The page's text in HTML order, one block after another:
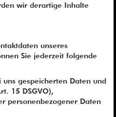
wir derartige Inhalte
unseres
Sie jederzeit folgende
gespeicherten Daten und
15 DSGVO),
personenbezogener Daten